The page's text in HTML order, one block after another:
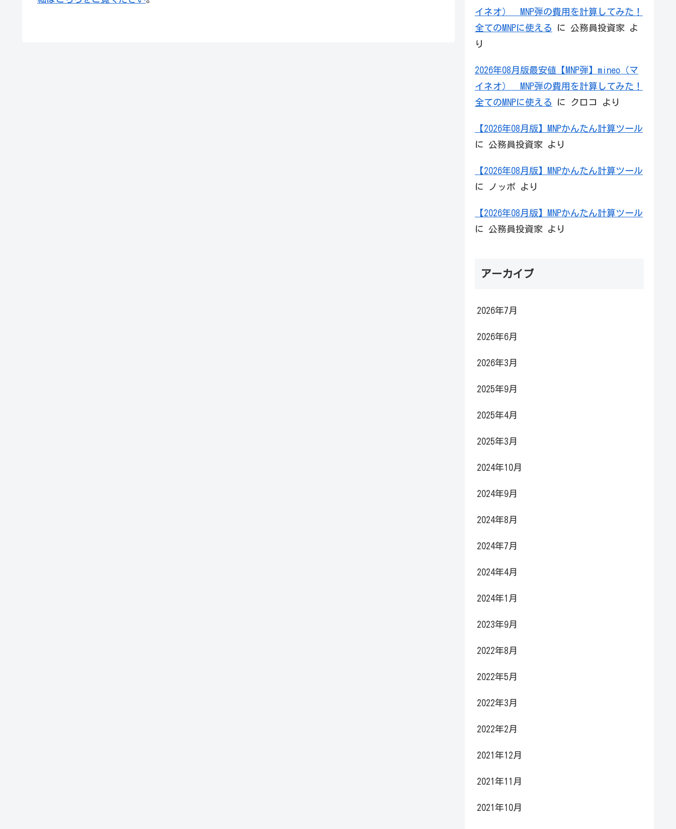
イネオ） MNP弾の費用を計算してみた！
全てのMNPに使える
に 公務員投資家 よ
り
2026年08月版最安値【MNP弾】mineo（マ
イネオ） MNP弾の費用を計算してみた！
全てのMNPに使える
に クロコ より
【2026年08月版】MNPかんたん計算ツール
に 公務員投資家 より
【2026年08月版】MNPかんたん計算ツール
に
ノッポ より
【2026年08月版】MNPかんたん計算ツール
に 公務員投資家 より
アーカイブ
2026年7月
2026年6月
2026年3月
2025年9月
2025年4月
2025年3月
2024年10月
2024年9月
2024年8月
2024年7月
2024年4月
2024年1月
2023年9月
2022年8月
2022年5月
2022年3月
2022年2月
2021年12月
2021年11月
2021年10月